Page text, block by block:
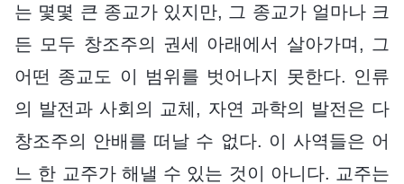
는 몇몇 큰 종교가 있지만, 그 종교가 얼마나 크
든 모두 창조주의 권세 아래에서 살아가며, 그
어떤 종교도 이 범위를 벗어나지 못한다. 인류
의 발전과 사회의 교체, 자연 과학의 발전은 다
창조주의 안배를 떠날 수 없다. 이 사역들은 어
느 한 교주가 해낼 수 있는 것이 아니다. 교주는